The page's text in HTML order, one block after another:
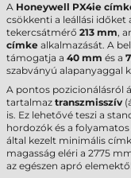
A Honeywell PX4ie
csökkenti a leállási időket
tekercsátmérő 213 mm,
címke alkalmazását. A
támogatja a 40 mm és a
szabványú alapanyaggal
A pontos pozicionálásról
tartalmaz transzmisszív
is. Ez lehetővé teszi a
hordozók és a
által kezelt minimális
magasság eléri a 2775
az egészen apró